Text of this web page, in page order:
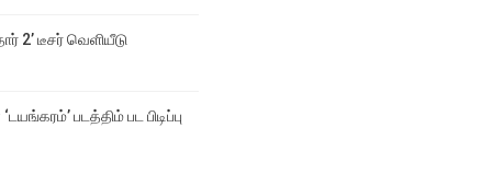
2’ டீசர் வெளியீடு
படத்திம் பட பிடிப்பு